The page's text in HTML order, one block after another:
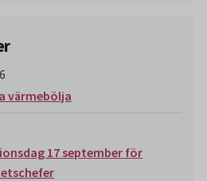
värmebölja
17 september för